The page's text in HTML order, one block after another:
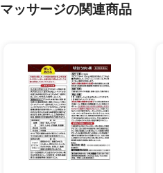
マッサージの関連商品